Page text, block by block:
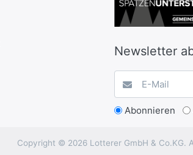
Newsletter
Abonnieren
Copyright © 2026 Lotterer GmbH & Co.KG.